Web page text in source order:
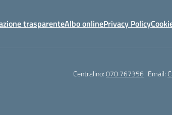
trasparenteAlbo onlinePrivacy Policy
Centralino:070 767356 Email: